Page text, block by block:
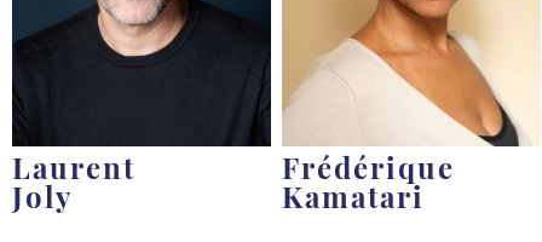
Laurent
Joly
Frédérique
Kamatari